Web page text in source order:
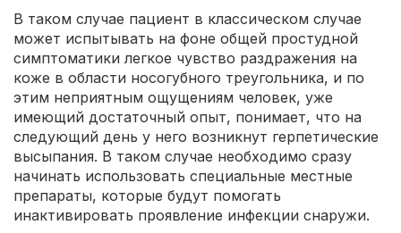
В таком случае пациент в классическом случае
может испытывать на фоне общей простудной
симптоматики легкое чувство раздражения на
коже в области носогубного треугольника, и по
этим неприятным ощущениям человек, уже
имеющий достаточный опыт, понимает, что на
следующий день у него возникнут герпетические
высыпания. В таком случае необходимо сразу
начинать использовать специальные местные
препараты, которые будут помогать
инактивировать проявление инфекции снаружи.